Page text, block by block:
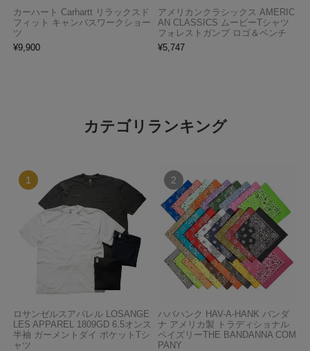
カーハート Carhartt リラックスド
フィット キャンバスワークショー
ツ
¥9,900
アメリカンクラシックス AMERIC
AN CLASSICS ムービーTシャツ
フォレストガンプ ロゴ＆ベンチ
¥5,747
カテゴリランキング
ロサンゼルスアパレル LOSANGE
LES APPAREL 1809GD 6.5オンス
半袖 ガーメントダイ ポケットTシ
ャツ
ハバハンク HAV-A-HANK バンダ
ナ アメリカ製 トラディショナル
ペイズリーTHE BANDANNA COM
PANY